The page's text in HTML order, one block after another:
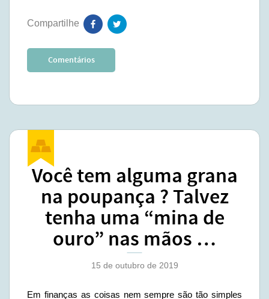
Comentários
Você tem alguma grana
na poupança ? Talvez
tenha uma “mina de
ouro” nas mãos …
15 de outubro de 2019
Em finanças as coisas nem sempre são tão simples